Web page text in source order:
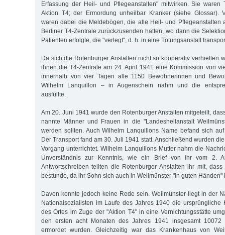
Erfassung der Heil- und Pflegeanstalten" mitwirken. Sie waren
Aktion T4; der Ermordung unheilbar Kranker (siehe Glossar).
waren dabei die Meldebögen, die alle Heil- und Pflegeanstalten
Berliner T4-Zentrale zurückzusenden hatten, wo dann die
Patienten erfolgte, die "verlegt", d. h. in eine Tötungsanstalt
Da sich die Rotenburger Anstalten nicht so kooperativ verhielten
ihnen die T4-Zentrale am 24. April 1941 eine Kommission von
innerhalb von vier Tagen alle 1150 Bewohnerinnen und
Wilhelm Lanquillon – in Augenschein nahm und die
ausfüllte.
Am 20. Juni 1941 wurde den Rotenburger Anstalten mitgeteilt,
nannte Männer und Frauen in die "Landesheilanstalt
werden sollten. Auch Wilhelm Lanquillons Name befand sich
Der Transport fand am 30. Juli 1941 statt. Anschließend wurden
Vorgang unterrichtet. Wilhelm Lanquillons Mutter nahm die
Unverständnis zur Kenntnis, wie ein Brief von ihr vom 2.
Antwortschreiben teilten die Rotenburger Anstalten ihr mit,
bestünde, da ihr Sohn sich auch in Weilmünster "in guten Händen"
Davon konnte jedoch keine Rede sein. Weilmünster liegt in der
Nationalsozialisten im Laufe des Jahres 1940 die ursprüngliche
des Ortes im Zuge der "Aktion T4" in eine Vernichtungsstätte
den ersten acht Monaten des Jahres 1941 insgesamt 10072
ermordet wurden. Gleichzeitig war das Krankenhaus von